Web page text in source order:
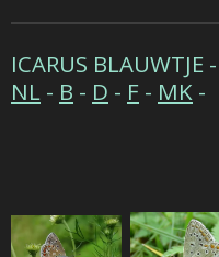
ICARUS
NL - B - D - F - MK -